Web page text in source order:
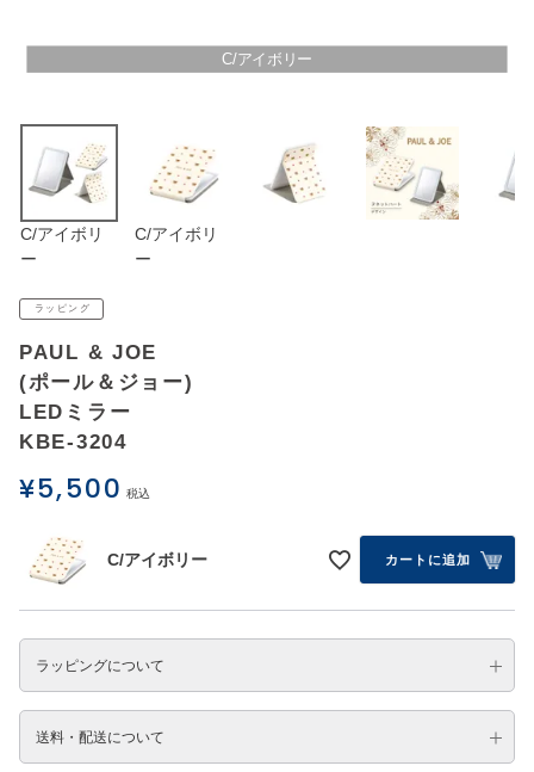
ブログ
ログイン
お問い合わせ
C/アイボリー
C/アイボリ
ー
C/アイボリ
ー
ラッピング
PAUL & JOE
(ポール＆ジョー)
LEDミラー
KBE-3204
¥5,500 税込
C/アイボリー カートに追加
ラッピングについて
送料・配送について